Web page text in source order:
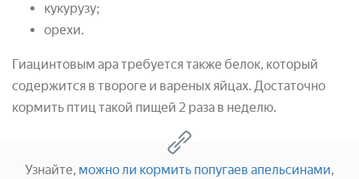
кукурузу;
орехи.
Гиацинтовым ара требуется также белок, который
содержится в твороге и вареных яйцах. Достаточно
кормить птиц такой пищей 2 раза в неделю.
Узнайте, можно ли кормить попугаев апельсинами,